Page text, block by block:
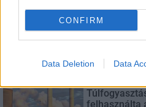
CONFIRM
Data Deletion Data
Szakmai
igazgatóság
felhasználta